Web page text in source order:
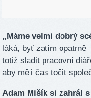
„Máme velmi dobrý
láká, byť zatím opatrně
totiž sladit pracovní
aby měli čas točit
Adam Mišík si zahrál